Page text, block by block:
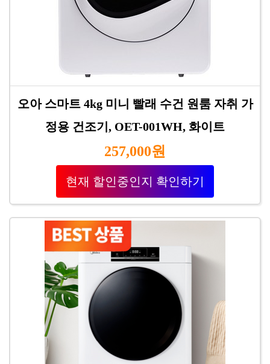
오아 스마트 4kg 미니 빨래 수건 원룸 자취 가
정용 건조기, OET-001WH, 화이트
257,000원
현재 할인중인지 확인하기